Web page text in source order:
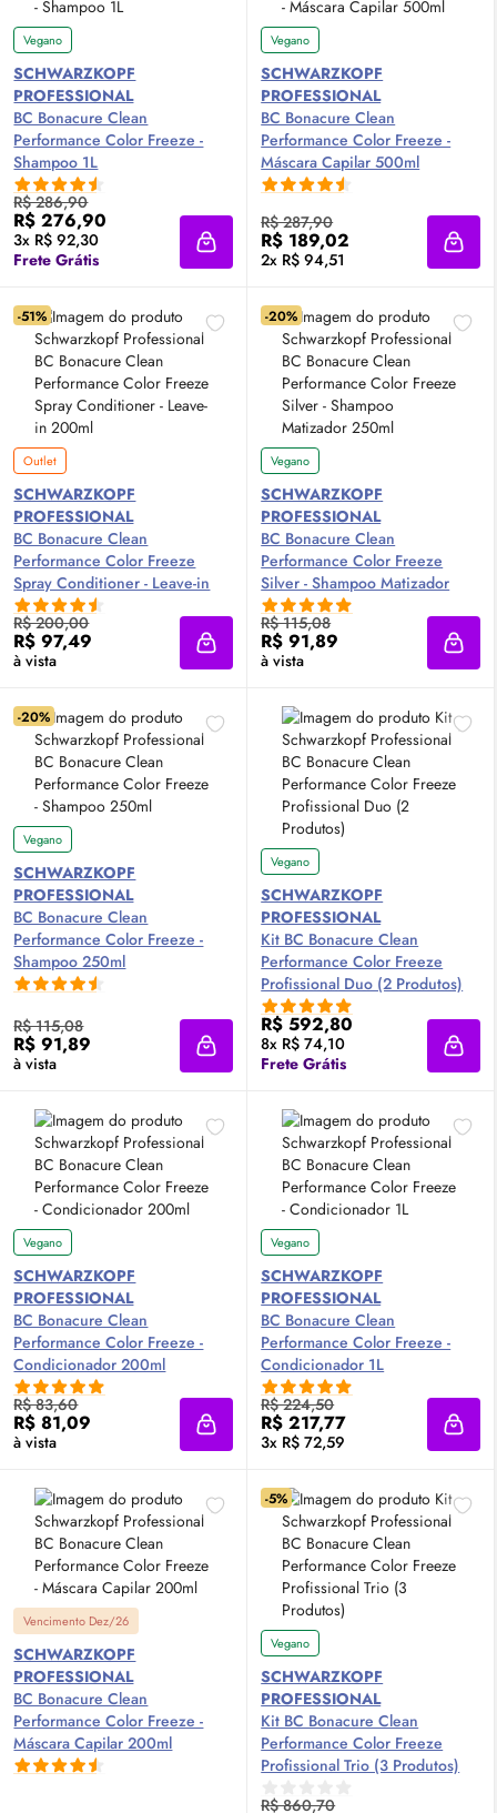
Vegano
SCHWARZKOPF
PROFESSIONAL
BC Bonacure Clean
Performance Color Freeze -
Shampoo 1L
R$ 286,90
R$ 276,90
3x R$ 92,30
Frete Grátis
Adicionar à sacola
Vegano
SCHWARZKOPF
PROFESSIONAL
BC Bonacure Clean
Performance Color Freeze -
Máscara Capilar 500ml
R$ 287,90
R$ 189,02
2x R$ 94,51
-51%
Outlet
SCHWARZKOPF
PROFESSIONAL
BC Bonacure Clean
Performance Color Freeze
Spray Conditioner - Leave-in
200ml
R$ 200,00
R$ 97,49
à vista Adicionar à sacola
-20%
Vegano
SCHWARZKOPF
PROFESSIONAL
BC Bonacure Clean
Performance Color Freeze
Silver - Shampoo Matizador
250ml
R$ 115,08
R$ 91,89
à vista
-20%
Vegano
SCHWARZKOPF
PROFESSIONAL
BC Bonacure Clean
Performance Color Freeze -
Shampoo 250ml
R$ 115,08
R$ 91,89
à vista Adicionar à sacola
Vegano
SCHWARZKOPF
PROFESSIONAL
Kit BC Bonacure Clean
Performance Color Freeze
Profissional Duo (2 Produtos)
R$ 592,80
8x R$ 74,10
Frete Grátis
Vegano
SCHWARZKOPF
PROFESSIONAL
BC Bonacure Clean
Performance Color Freeze -
Condicionador 200ml
R$ 83,60
R$ 81,09
à vista Adicionar à sacola
Vegano
SCHWARZKOPF
PROFESSIONAL
BC Bonacure Clean
Performance Color Freeze -
Condicionador 1L
R$ 224,50
R$ 217,77
3x R$ 72,59
Vencimento Dez/26
SCHWARZKOPF
PROFESSIONAL
BC Bonacure Clean
Performance Color Freeze -
Máscara Capilar 200ml
-5%
Vegano
SCHWARZKOPF
PROFESSIONAL
Kit BC Bonacure Clean
Performance Color Freeze
Profissional Trio (3 Produtos)
R$ 860,70